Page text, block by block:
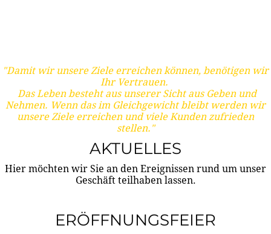
"Damit wir unsere Ziele erreichen können, benötigen wir
Ihr Vertrauen.
Das Leben besteht aus unserer Sicht aus Geben und
Nehmen. Wenn das im Gleichgewicht bleibt werden wir
unsere Ziele erreichen und viele Kunden zufrieden
stellen."
AKTUELLES
Hier möchten wir Sie an den Ereignissen rund um unser
Geschäft teilhaben lassen.
ERÖFFNUNGSFEIER